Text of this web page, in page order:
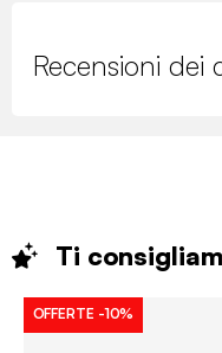
Recensioni dei
Ti
OFFERTE -10%